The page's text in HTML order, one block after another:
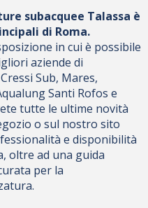
subacquee Talassa è
di Roma.
in cui è possibile
aziende di
Sub, Mares,
Santi Rofos e
tutte le ultime novità
o sul nostro sito
e disponibilità
oltre ad una guida
per la